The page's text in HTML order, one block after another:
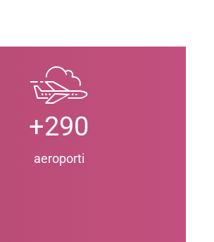
+290
aeroporti